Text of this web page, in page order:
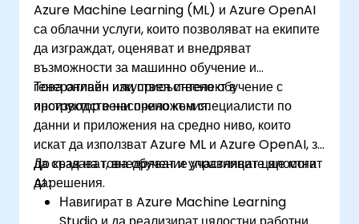
Azure Machine Learning (ML) и Azure OpenAI
са облачни услуги, които позволяват на екипите
да изграждат, оценяват и внедряват
възможности за машинно обучение и
генеративен изкуствен интелект в
производствени приложения.
Това онлайн или присъствено обучение с
инструктор е насочено към специалисти по
данни и приложения на средно ниво, които
искат да използват Azure ML и Azure OpenAI, за
да създават, внедряват и управляват цялостни
AI решения.
До края на това обучение участниците ще могат
да:
Навигират в Azure Machine Learning